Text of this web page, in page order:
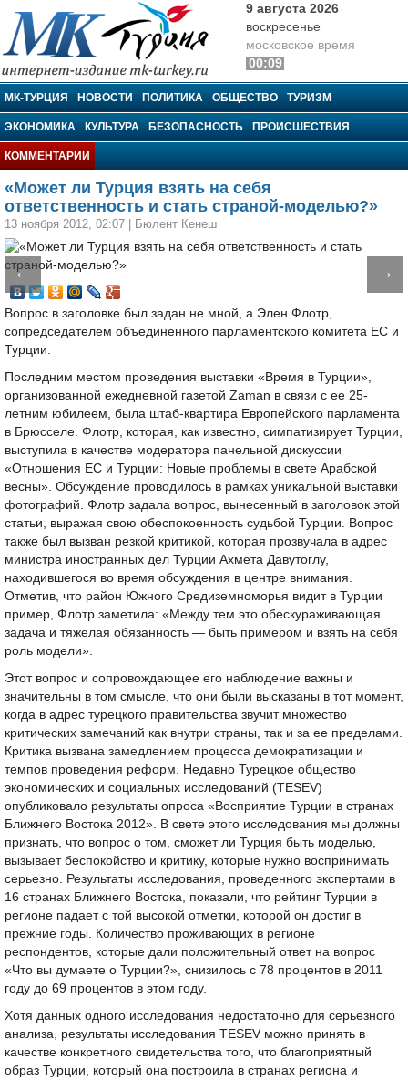
МК-Турция
9 августа 2026
воскресенье
московское время
00:09
МК-ТУРЦИЯ НОВОСТИ ПОЛИТИКА ОБЩЕСТВО ТУРИЗМ
ЭКОНОМИКА КУЛЬТУРА БЕЗОПАСНОСТЬ ПРОИСШЕСТВИЯ
КОММЕНТАРИИ
«Может ли Турция взять на себя
ответственность и стать страной-моделью?»
13 ноября 2012, 02:07 Бюлент Кенеш
← →
Вопрос в заголовке был задан не мной, а Элен Флотр,
сопредседателем объединенного парламентского комитета ЕС и
Турции.
Последним местом проведения выставки «Время в Турции»,
организованной ежедневной газетой Zaman в связи с ее 25-
летним юбилеем, была штаб-квартира Европейского парламента
в Брюсселе. Флотр, которая, как известно, симпатизирует Турции,
выступила в качестве модератора панельной дискуссии
«Отношения ЕС и Турции: Новые проблемы в свете Арабской
весны». Обсуждение проводилось в рамках уникальной выставки
фотографий. Флотр задала вопрос, вынесенный в заголовок этой
статьи, выражая свою обеспокоенность судьбой Турции. Вопрос
также был вызван резкой критикой, которая прозвучала в адрес
министра иностранных дел Турции Ахмета Давутоглу,
находившегося во время обсуждения в центре внимания.
Отметив, что район Южного Средиземноморья видит в Турции
пример, Флотр заметила: «Между тем это обескураживающая
задача и тяжелая обязанность — быть примером и взять на себя
роль модели».
Этот вопрос и сопровождающее его наблюдение важны и
значительны в том смысле, что они были высказаны в тот момент,
когда в адрес турецкого правительства звучит множество
критических замечаний как внутри страны, так и за ее пределами.
Критика вызвана замедлением процесса демократизации и
темпов проведения реформ. Недавно Турецкое общество
экономических и социальных исследований (TESEV)
опубликовало результаты опроса «Восприятие Турции в странах
Ближнего Востока 2012». В свете этого исследования мы должны
признать, что вопрос о том, сможет ли Турция быть моделью,
вызывает беспокойство и критику, которые нужно воспринимать
серьезно. Результаты исследования, проведенного экспертами в
16 странах Ближнего Востока, показали, что рейтинг Турции в
регионе падает с той высокой отметки, которой он достиг в
прежние годы. Количество проживающих в регионе
респондентов, которые дали положительный ответ на вопрос
«Что вы думаете о Турции?», снизилось с 78 процентов в 2011
году до 69 процентов в этом году.
Хотя данных одного исследования недостаточно для серьезного
анализа, результаты исследования TESEV можно принять в
качестве конкретного свидетельства того, что благоприятный
образ Турции, который она построила в странах региона и